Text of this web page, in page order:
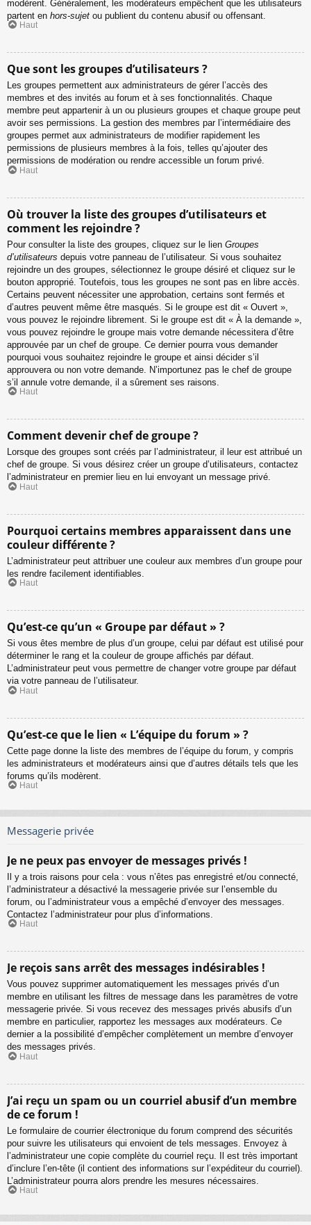
modèrent. Généralement, les modérateurs empêchent que les utilisateurs
partent en hors-sujet ou publient du contenu abusif ou offensant.
Haut
Que sont les groupes d’utilisateurs ?
Les groupes permettent aux administrateurs de gérer l’accès des
membres et des invités au forum et à ses fonctionnalités. Chaque
membre peut appartenir à un ou plusieurs groupes et chaque groupe peut
avoir ses permissions. La gestion des membres par l’intermédiaire des
groupes permet aux administrateurs de modifier rapidement les
permissions de plusieurs membres à la fois, telles qu’ajouter des
permissions de modération ou rendre accessible un forum privé.
Haut
Où trouver la liste des groupes d’utilisateurs et
comment les rejoindre ?
Pour consulter la liste des groupes, cliquez sur le lien Groupes
d’utilisateurs depuis votre panneau de l’utilisateur. Si vous souhaitez
rejoindre un des groupes, sélectionnez le groupe désiré et cliquez sur le
bouton approprié. Toutefois, tous les groupes ne sont pas en libre accès.
Certains peuvent nécessiter une approbation, certains sont fermés et
d’autres peuvent même être masqués. Si le groupe est dit « Ouvert »,
vous pouvez le rejoindre librement. Si le groupe est dit « À la demande »,
vous pouvez rejoindre le groupe mais votre demande nécessitera d’être
approuvée par un chef de groupe. Ce dernier pourra vous demander
pourquoi vous souhaitez rejoindre le groupe et ainsi décider s’il
approuvera ou non votre demande. N’importunez pas le chef de groupe
s’il annule votre demande, il a sûrement ses raisons.
Haut
Comment devenir chef de groupe ?
Lorsque des groupes sont créés par l’administrateur, il leur est attribué un
chef de groupe. Si vous désirez créer un groupe d’utilisateurs, contactez
l’administrateur en premier lieu en lui envoyant un message privé.
Haut
Pourquoi certains membres apparaissent dans une
couleur différente ?
L’administrateur peut attribuer une couleur aux membres d’un groupe pour
les rendre facilement identifiables.
Haut
Qu’est-ce qu’un « Groupe par défaut » ?
Si vous êtes membre de plus d’un groupe, celui par défaut est utilisé pour
déterminer le rang et la couleur de groupe affichés par défaut.
L’administrateur peut vous permettre de changer votre groupe par défaut
via votre panneau de l’utilisateur.
Haut
Qu’est-ce que le lien « L’équipe du forum » ?
Cette page donne la liste des membres de l’équipe du forum, y compris
les administrateurs et modérateurs ainsi que d’autres détails tels que les
forums qu’ils modèrent.
Haut
Messagerie privée
Je ne peux pas envoyer de messages privés !
Il y a trois raisons pour cela : vous n’êtes pas enregistré et/ou connecté,
l’administrateur a désactivé la messagerie privée sur l’ensemble du
forum, ou l’administrateur vous a empêché d’envoyer des messages.
Contactez l’administrateur pour plus d’informations.
Haut
Je reçois sans arrêt des messages indésirables !
Vous pouvez supprimer automatiquement les messages privés d’un
membre en utilisant les filtres de message dans les paramètres de votre
messagerie privée. Si vous recevez des messages privés abusifs d’un
membre en particulier, rapportez les messages aux modérateurs. Ce
dernier a la possibilité d’empêcher complètement un membre d’envoyer
des messages privés.
Haut
J’ai reçu un spam ou un courriel abusif d’un membre
de ce forum !
Le formulaire de courrier électronique du forum comprend des sécurités
pour suivre les utilisateurs qui envoient de tels messages. Envoyez à
l’administrateur une copie complète du courriel reçu. Il est très important
d’inclure l’en-tête (il contient des informations sur l’expéditeur du courriel).
L’administrateur pourra alors prendre les mesures nécessaires.
Haut